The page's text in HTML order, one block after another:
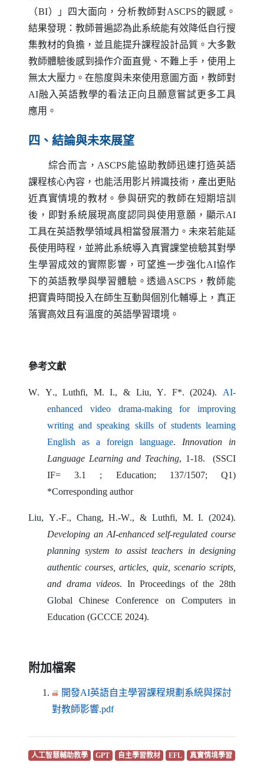
（BI）」四大面向，分析教師對ASCPS的觀感。
結果發現：教師普遍認為此系統能有效降低自行搜
集教材的負擔，並且能提升課程設計品質。大多數
教師體驗後感到操作介面直覺、不難上手，使用上
無太大壓力。在態度與未來使用意圖方面，教師對
AI融入英語教學的看法正向且願意嘗試更多工具
應用。
四、結論與未來展望
綜合而言， ASCPS能協助教師迅速打造英語
課程核心內容，也能活用影片辨識技術，產出更貼
近真實情境的教材。參與研究的教師在短期培訓
後，即對系統展現高度認同與使用意願，顯示AI
工具在英語教學領域具相當發展潛力。未來若能延
長使用時程，並將此系統導入真實課堂檢驗其對學
生學習成效的實際影響，可望進一步強化AI協作
下的英語教學與學習體驗。透過ASCPS ，教師能
把寶貴時間投入在師生互動與個別化輔導上，真正
落實高效且有溫度的英語學習環境。
參考文獻
W. Y.,Luthfi, M.I., & Liu,Y. F*. (2024). AI-
enhanced video drama-making for improving
writing and speaking skills of students learning
English as a foreign language（另開新視窗）
. Innovation in
Language Learning and Teaching, 1-18. (SSCI
IF= 3.1 ; Education; 137/1507; Q1)
*Corresponding author
Liu, Y.-F., Chang,H.-W., & Luthfi, M.I. (2024).
Developing an AI-enhanced self-regulated course
planning system to assist teachers in designing
authentic courses ,articles quiz, scenario scripts
and drama videos. In Proceedings of the 28th
Global Chinese Conference on Computers in
Education (GCCCE 2024).
附加檔案
開發AI英語自主學習課程規劃系統與探討
對教師影響.pdf（另開新視窗）
人工智慧輔助教學（另開新視窗）
GPT（另開新視窗）
自主學習教材（另開新視窗）
EFL（另開新視窗）
真實情境學習（另開新